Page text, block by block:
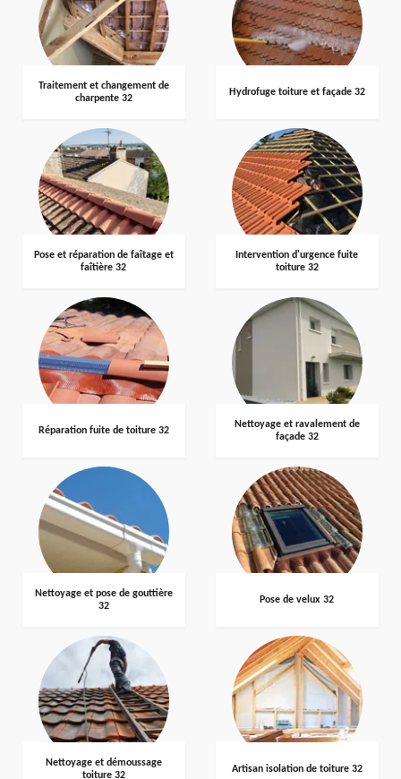
Traitement et changement de
charpente 32
Hydrofuge toiture et façade 32
Pose et réparation de faîtage et
faîtière 32
Intervention d'urgence fuite
toiture 32
Réparation fuite de toiture 32
Nettoyage et ravalement de
façade 32
Nettoyage et pose de gouttière
32
Pose de velux 32
Nettoyage et démoussage
toiture 32
Artisan isolation de toiture 32